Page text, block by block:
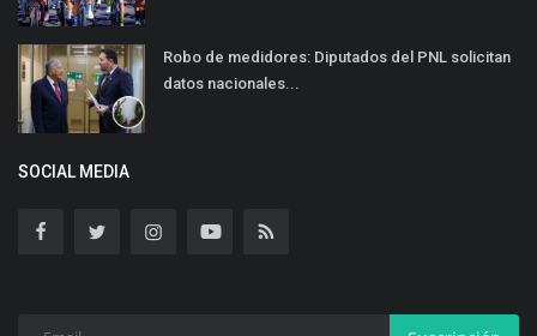
Robo de medidores: Diputados del PNL solicitan
datos nacionales...
SOCIAL MEDIA